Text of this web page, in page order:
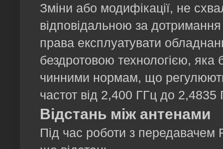
Зміни або модифікації, не
відповідальною за
права експлуатувати
бездротовою технологією, яка
чинними нормам, що регулюють
частот від 2,400 ГГц до 2,4835
Відстань між антенами
Під час роботи з